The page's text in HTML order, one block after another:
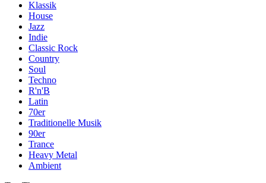
Klassik
House
Jazz
Indie
Classic Rock
Country
Soul
Techno
R'n'B
Latin
70er
Traditionelle Musik
90er
Trance
Heavy Metal
Ambient